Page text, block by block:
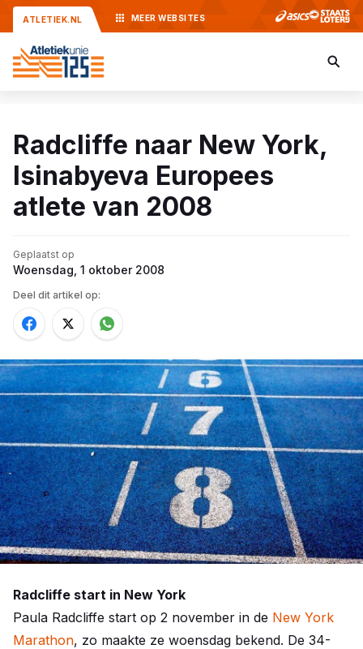
ATLETIEK.NL MEER WEBSITES
Radcliffe naar New York,
Isinabyeva Europees
atlete van 2008
Geplaatst op
Woensdag, 1 oktober 2008
Deel dit artikel op:
Radcliffe start in New York
Paula Radcliffe start op 2 november in de New York
Marathon, zo maakte ze woensdag bekend. De 34-